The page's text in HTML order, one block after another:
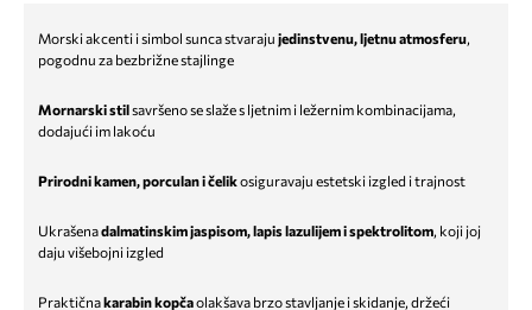
Morski akcenti i simbol sunca stvaraju jedinstvenu, ljetnu atmosferu
pogodnu za bezbrižne stajlinge
Mornarski stilsavršeno se slaže s ljetnim i ležernim kombinacijama,
dodajući im lakoću
Prirodni kamen, porculan i čelikosiguravaju estetski izgled i trajnost
Ukrašenadalmatinskim jaspisom, lapis lazulijem i spektrolitom , koji joj
daju višebojni izgled
Praktičnakarabin kopčaolakšava brzo stavljanje i skidanje, držeći